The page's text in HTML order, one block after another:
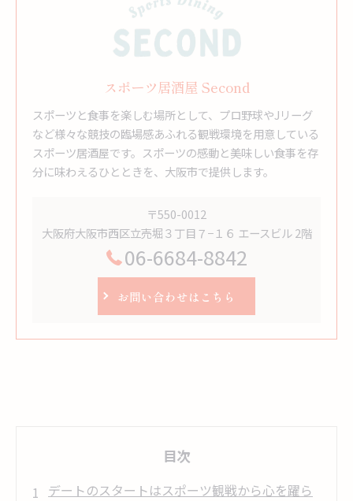
スポーツ居酒屋 Second
スポーツと食事を楽しむ場所として、プロ野球やJリーグ
など様々な競技の臨場感あふれる観戦環境を用意している
スポーツ居酒屋です。スポーツの感動と美味しい食事を存
分に味わえるひとときを、大阪市で提供します。
〒550-0012
大阪府大阪市西区立売堀３丁目７−１６ エースビル 2階
06-6684-8842
お問い合わせはこちら
目次
デートのスタートはスポーツ観戦から心を躍ら